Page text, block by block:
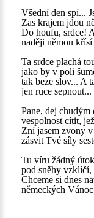
Všední den spí...
Zas krajem jdou
Do houfu, srdce!
naději němou křísí
Ta srdce plachá
jako by v poli
tak beze slov... A
jen ruce
Pane, dej
vespolnost cítit,
Zní jasem zvony
zásvit Tvé síly
Tu víru žádný
pod sněhy vzklíčí,
Chceme si dnes
německých